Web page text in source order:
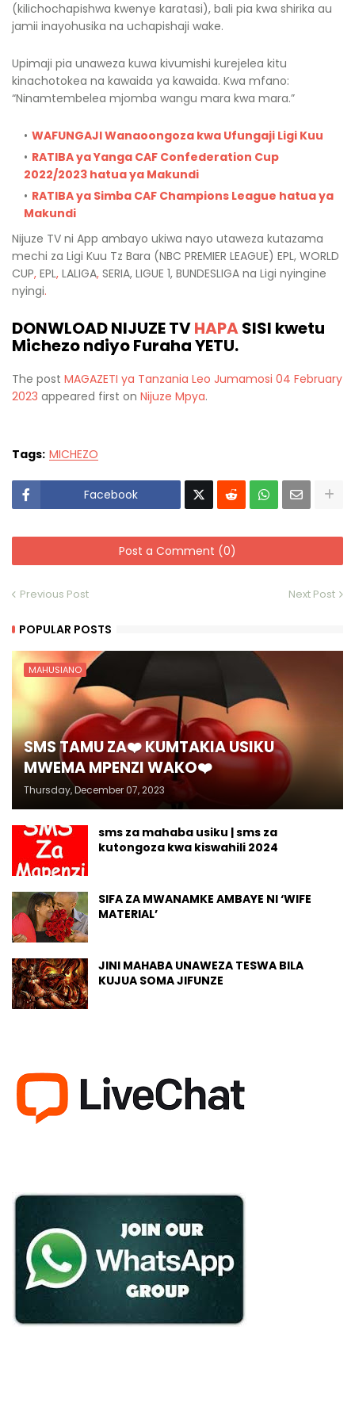
(kilichochapishwa kwenye karatasi), bali pia kwa shirika au
jamii inayohusika na uchapishaji wake.
Upimaji pia unaweza kuwa kivumishi kurejelea kitu
kinachotokea na kawaida ya kawaida. Kwa mfano:
“Ninamtembelea mjomba wangu mara kwa mara.”
WAFUNGAJI Wanaoongoza kwa Ufungaji Ligi Kuu
RATIBA ya Yanga CAF Confederation Cup
2022/2023 hatua ya Makundi
RATIBA ya Simba CAF Champions League hatua ya
Makundi
Nijuze TV ni App ambayo ukiwa nayo utaweza kutazama
mechi za Ligi Kuu Tz Bara (NBC PREMIER LEAGUE) EPL, WORLD
CUP, EPL, LALIGA, SERIA, LIGUE 1, BUNDESLIGA na Ligi nyingine
nyingi.
DONWLOAD NIJUZE TVHAPASISI kwetu
Michezo ndiyo Furaha YETU.
The post MAGAZETI ya Tanzania Leo Jumamosi 04 February
2023 appeared first on Nijuze Mpya.
Tags: MICHEZO
Facebook
Post a Comment (0)
Previous Post Next Post
POPULAR POSTS
MAHUSIANO
SMS TAMU ZA❤️ KUMTAKIA USIKU
MWEMA MPENZI WAKO❤️
Thursday, December 07, 2023
sms za mahaba usiku | sms za
kutongoza kwa kiswahili 2024
SIFA ZA MWANAMKE AMBAYE NI ‘WIFE
MATERIAL’
JINI MAHABA UNAWEZA TESWA BILA
KUJUA SOMA JIFUNZE